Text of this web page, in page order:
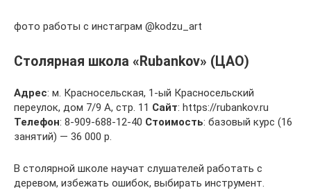
фото работы с инстаграм @kodzu_art
Столярная школа «Rubankov» (ЦАО)
Адрес: м. Красносельская, 1-ый Красносельский
переулок, дом 7/9 А, стр. 11 Сайт: https://rubankov.ru
Телефон: 8-909-688-12-40 Стоимость: базовый курс (16
занятий) — 36 000 р.
В столярной школе научат слушателей работать с
деревом, избежать ошибок, выбирать инструмент.